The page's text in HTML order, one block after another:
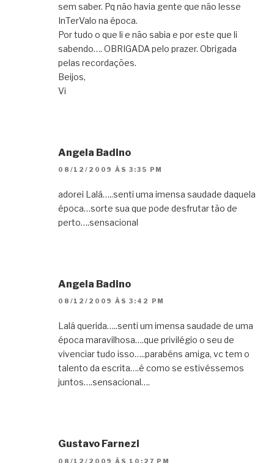
sem saber. Pq não havia gente que não lesse
InTerValo na época.
Por tudo o que li e não sabia e por este que li
sabendo…. OBRIGADA pelo prazer. Obrigada
pelas recordações.
Beijos,
Vi
Angela Badino
08/12/2009 ÀS 3:35 PM
adorei Lalá…..senti uma imensa saudade daquela
época…sorte sua que pode desfrutar tão de
perto….sensacional
Angela Badino
08/12/2009 ÀS 3:42 PM
Lalá querida…..senti um imensa saudade de uma
época maravilhosa….que privilégio o seu de
vivenciar tudo isso…..parabéns amiga, vc tem o
talento da escrita….é como se estivéssemos
juntos….sensacional….
Gustavo Farnezi
08/12/2009 ÀS 10:27 PM